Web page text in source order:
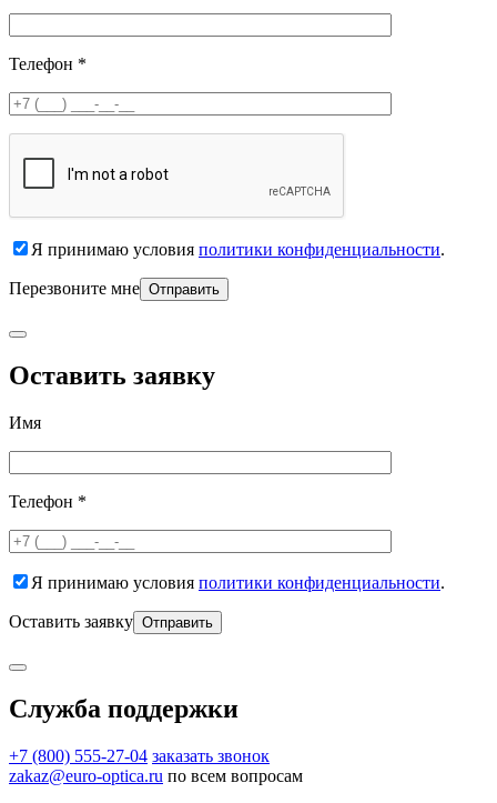
Телефон *
Я принимаю условия политики конфиденциальности.
Перезвоните мне
Оставить заявку
Имя
Телефон *
Я принимаю условия политики конфиденциальности.
Оставить заявку
Служба поддержки
+7 (800) 555-27-04 заказать звонок
zakaz@euro-optica.ru по всем вопросам